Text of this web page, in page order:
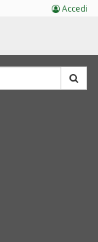
Accedi